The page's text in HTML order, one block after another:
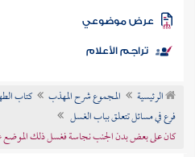
الكتب
موضوعي
تراجم الأعلام
الرئيسية المجموع شرح المهذب كتاب
فرع في مسائل تتعلق بباب الغسل
كان على بعض بدن الجنب نجاسة فغسل ذلك الموضع